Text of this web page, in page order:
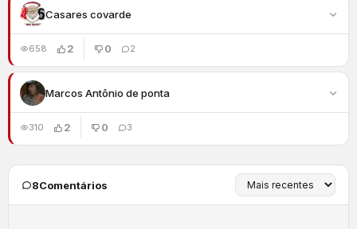
Casares covarde
658 2 0 2
Marcos Antônio de ponta
310 2 0 3
8Comentários